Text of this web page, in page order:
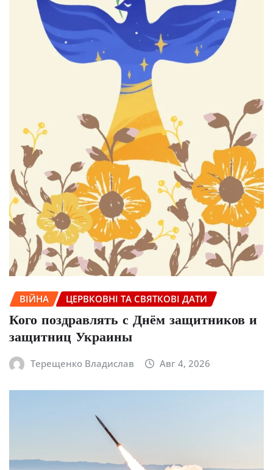
ВІЙНА ЦЕРВКОВНІ ТА СВЯТКОВІ ДАТИ
Кого поздравлять с Днём защитников и
защитниц Украины
Терещенко Владислав Авг 4, 2026